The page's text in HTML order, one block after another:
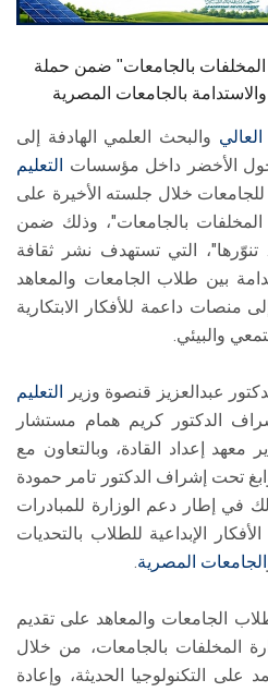
المخلفات بالجامعات" ضمن حملة
والاستدامة بالجامعات المصرية
العالي والبحث العلمي الهادفة إلى
الأخضر داخل مؤسسات
التعليم
خلال جلسته الأخيرة على
المخلفات بالجامعات"، وذلك ضمن
تنوّرها"، التي تستهدف نشر ثقافة
بين طلاب الجامعات والمعاهد
منصات داعمة للأفكار الابتكارية
والبيئي.
عبدالعزيز قنصوة وزير
التعليم
الدكتور كريم همام مستشار
معهد إعداد القادة، وبالتعاون مع
تحت إشراف الدكتور تامر حمودة
في إطار دعم الوزارة للمبادرات
الإبداعية للطلاب بالتحديات
الجامعات المصرية.
الجامعات والمعاهد على تقديم
المخلفات بالجامعات، من خلال
التكنولوجيا الحديثة، وإعادة